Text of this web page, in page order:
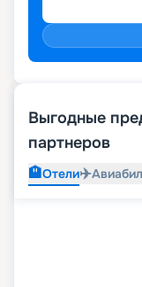
Выгодные
партнеров
🏨Отели✈️